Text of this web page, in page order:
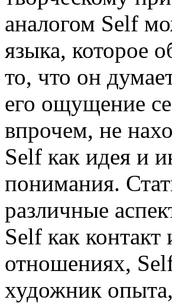
аналогом Self
языка, которое
то, что он
его ощущение
впрочем, не
Self как идея и
понимания.
различные
Self как
отношениях,
художник